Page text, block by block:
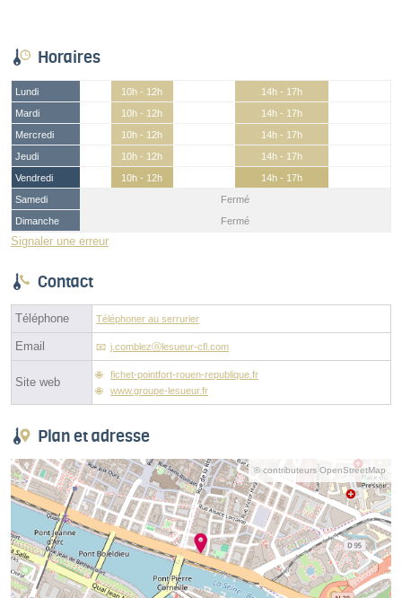
Horaires
Lundi 10h - 12h
14h - 17h
Mardi
10h - 12h
14h - 17h
Mercredi
10h - 12h
14h - 17h
Jeudi
10h - 12h
14h - 17h
Vendredi
10h - 12h
14h - 17h
Samedi
Fermé
Dimanche
Fermé
Signaler une erreur
Contact
Téléphone Téléphoner au serrurier
Email j.comblezⓐlesueur-cfl.com
Site web
fichet-pointfort-rouen-republique.fr
www.groupe-lesueur.fr
Plan et adresse
© contributeurs OpenStreetMap